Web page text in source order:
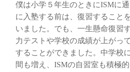
僕は小学５年生のときにISMに
に入塾する前は、復習すること
いました。でも、一生懸命復習
力テストや学校の成績が上がっ
することができました。中学校
間も増え、ISMの自習室も積極